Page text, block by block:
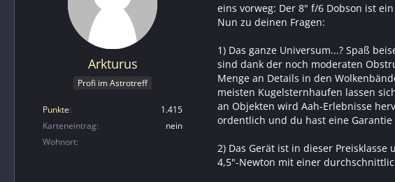
Arkturus
Profi im Astrotreff
Punkte
1.415
Karteneintrag
nein
Wohnort
eins vorweg: Der 8" f/6 Dobson ist
Nun zu deinen Fragen:
1) Das ganze Universum...? Spaß
sind dank der noch moderaten
Menge an Details in den
meisten Kugelsternhaufen lassen
an Objekten wird Aah-Erlebnisse
ordentlich und du hast eine
2) Das Gerät ist in dieser
4,5"-Newton mit einer